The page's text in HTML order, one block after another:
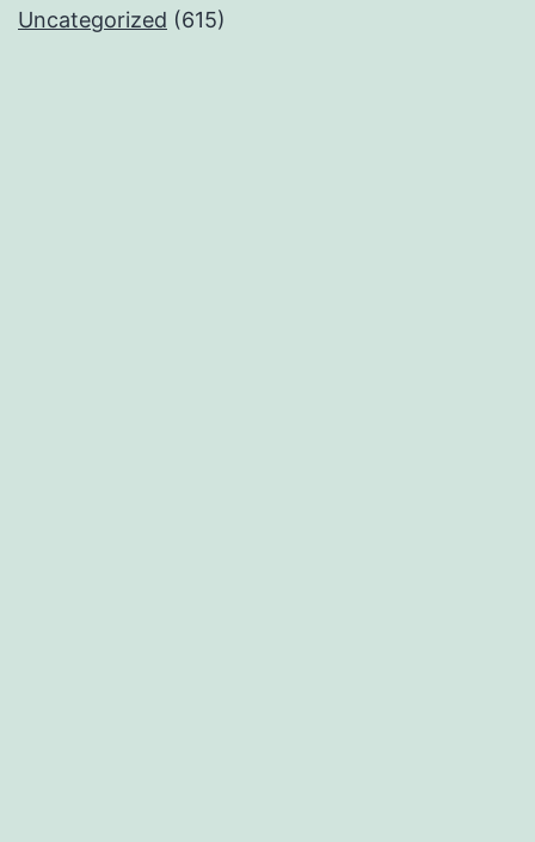
Uncategorized (615)